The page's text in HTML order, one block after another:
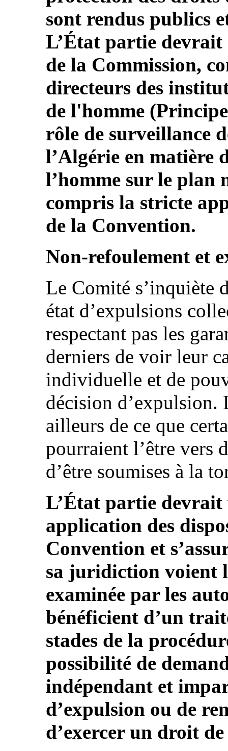
sont rendus publics
L’État partie devrait
de la Commission,
directeurs des
de l'homme
rôle de surveillance
l’Algérie en matière
l’homme sur le
compris la stricte
de la Convention.
Non-refoulement et
Le Comité s’inquiète
état d’expulsions
respectant pas les
derniers de voir leur
individuelle et de
décision d’expulsion.
ailleurs de ce que
pourraient l’être vers
d’être soumises à la
L’État partie
application des
Convention et
sa juridiction voient
examinée par les
bénéficient d’un
stades de la
possibilité de
indépendant et
d’expulsion ou de
d’exercer un droit